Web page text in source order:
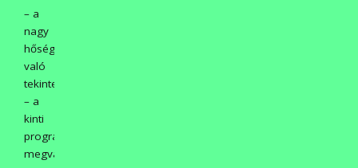
– a
nagy
hőségre
való
tekintettel
– a
kinti
programot
megváltoztatva